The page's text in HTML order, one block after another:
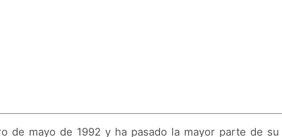
de mayo de 1992 y ha pasado la mayor parte de